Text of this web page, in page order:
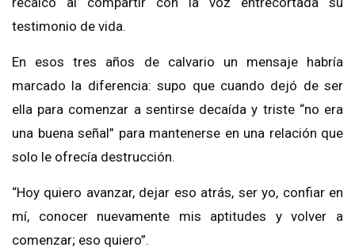
testimonio de vida.
En esos tres años de calvario un mensaje habría
marcado la diferencia: supo que cuando dejó de ser
ella para comenzar a sentirse decaída y triste “no era
una buena señal” para mantenerse en una relación que
solo le ofrecía destrucción.
“Hoy quiero avanzar, dejar eso atrás, ser yo, confiar en
mí, conocer nuevamente mis aptitudes y volver a
comenzar; eso quiero”.